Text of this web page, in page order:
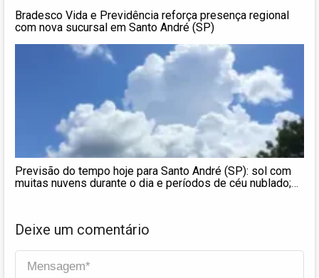
Bradesco Vida e Previdência reforça presença regional
com nova sucursal em Santo André (SP)
Previsão do tempo hoje para Santo André (SP): sol com
muitas nuvens durante o dia e períodos de céu nublado;
Deixe um comentário